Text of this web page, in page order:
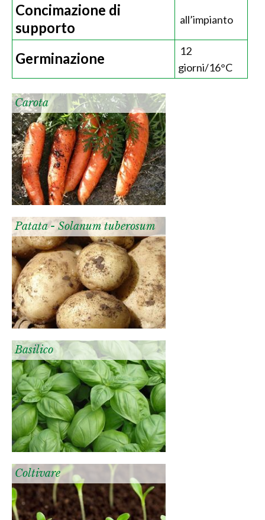
Concimazione di
supporto
all’impianto
Germinazione
12
giorni/16°C
Carota
Patata - Solanum tuberosum
Basilico
Coltivare